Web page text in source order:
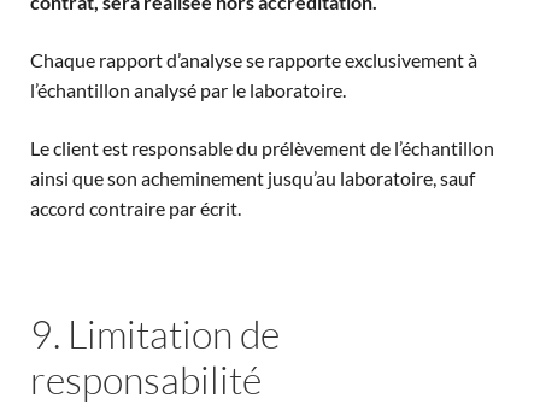
Chaque rapport d’analyse se rapporte exclusivement à
l’échantillon analysé par le laboratoire.
Le client est responsable du prélèvement de l’échantillon
ainsi que son acheminement jusqu’au laboratoire, sauf
accord contraire par écrit.
9. Limitation de
responsabilité